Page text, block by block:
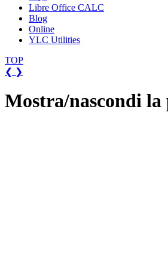
Libre Office CALC
Blog
Online
YLC Utilities
TOP
❮ ❯
Mostra/nascondi